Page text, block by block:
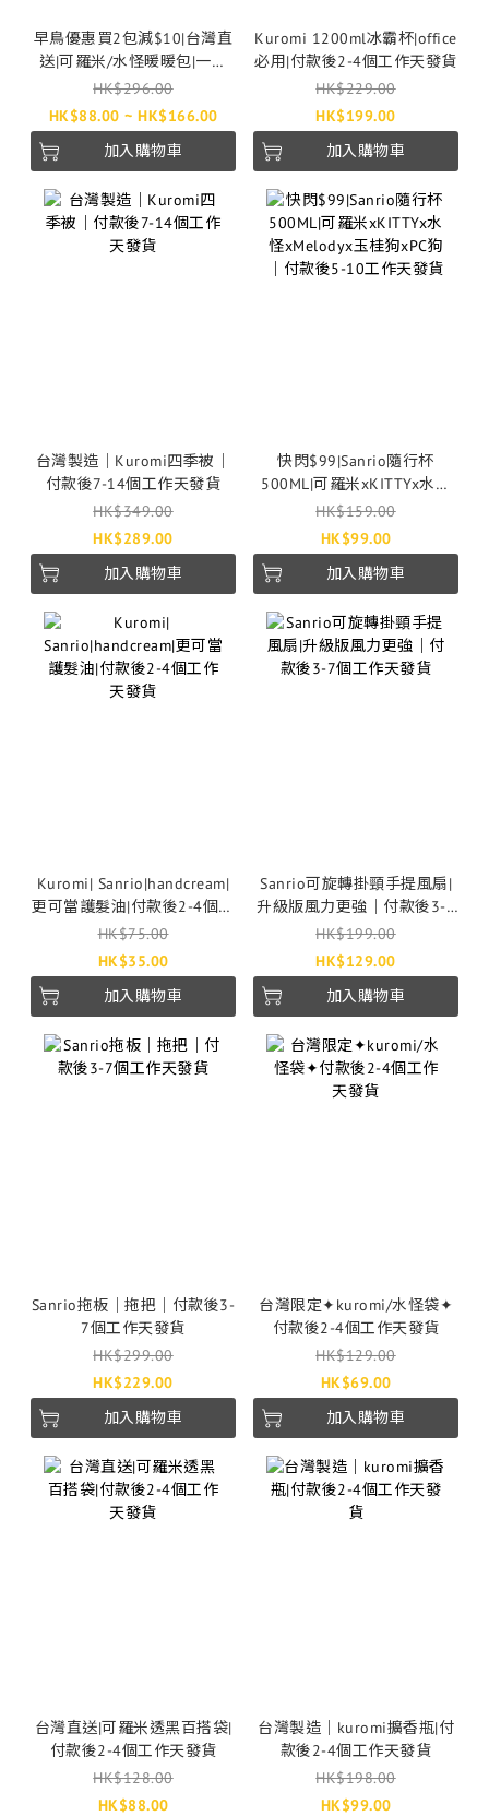
早鳥優惠買2包減$10|台灣直
送|可羅米/水怪暖暖包|一包
10片|付款報2-4個工作天發貨
HK$296.00
HK$88.00 ~ HK$166.00
加入購物車
Kuromi 1200ml冰霸杯|office
必用|付款後2-4個工作天發貨
HK$229.00
HK$199.00
加入購物車
台灣製造｜Kuromi四季被｜
付款後7-14個工作天發貨
HK$349.00
HK$289.00
加入購物車
快閃$99|Sanrio隨行杯
500ML|可羅米xKITTYx水怪
xMelodyx玉桂狗xPC狗｜付
款後5-10工作天發貨
HK$159.00
HK$99.00
加入購物車
Kuromi| Sanrio|handcream|
更可當護髮油|付款後2-4個工
作天發貨
HK$75.00
HK$35.00
加入購物車
Sanrio可旋轉掛頸手提風扇|
升級版風力更強｜付款後3-7
個工作天發貨
HK$199.00
HK$129.00
加入購物車
Sanrio拖板｜拖把｜付款後3-
7個工作天發貨
HK$299.00
HK$229.00
加入購物車
台灣限定✦kuromi/水怪袋✦
付款後2-4個工作天發貨
HK$129.00
HK$69.00
加入購物車
台灣直送|可羅米透黑百搭袋|
付款後2-4個工作天發貨
HK$128.00
HK$88.00
台灣製造｜kuromi擴香瓶|付
款後2-4個工作天發貨
HK$198.00
HK$99.00